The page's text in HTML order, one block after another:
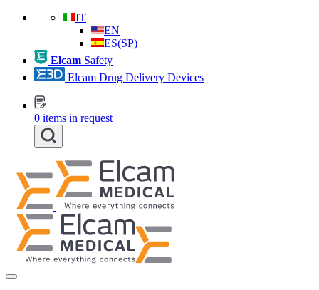
IT
EN
ES(SP)
Elcam Safety
Elcam Drug Delivery Devices
0 items in request